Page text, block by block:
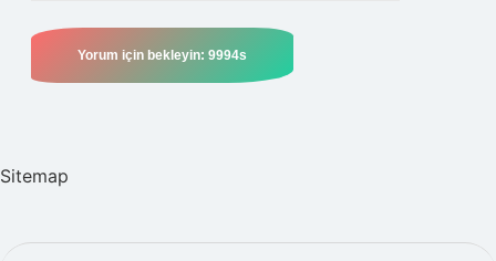
Sitemap